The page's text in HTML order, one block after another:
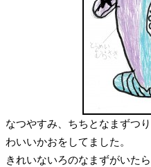
なつやすみ、ちちとなまずつ
わいいかおをしてました。
きれいないろのなまずがいた